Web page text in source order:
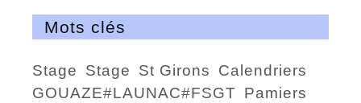
Mots clés
Stage stage St Girons
calendriers
GOUAZE#LAUNAC#FSGT
Pamiers